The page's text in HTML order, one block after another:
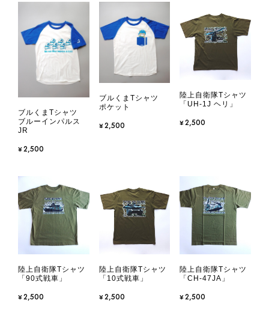
ブルくまTシャツ
ブルーインパルス
JR
¥2,500
ブルくまTシャツ
ポケット
¥2,500
陸上自衛隊Tシャツ
「UH-1J ヘリ」
¥2,500
陸上自衛隊Tシャツ
「90式戦車」
¥2,500
陸上自衛隊Tシャツ
「10式戦車」
¥2,500
陸上自衛隊Tシャツ
「CH-47JA」
¥2,500